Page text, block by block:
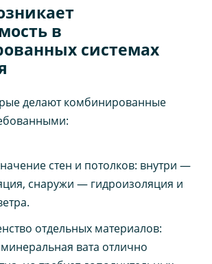
в
системах
делают комбинированные
стен и потолков: внутри —
снаружи — гидроизоляция и
отдельных материалов:
вата отлично